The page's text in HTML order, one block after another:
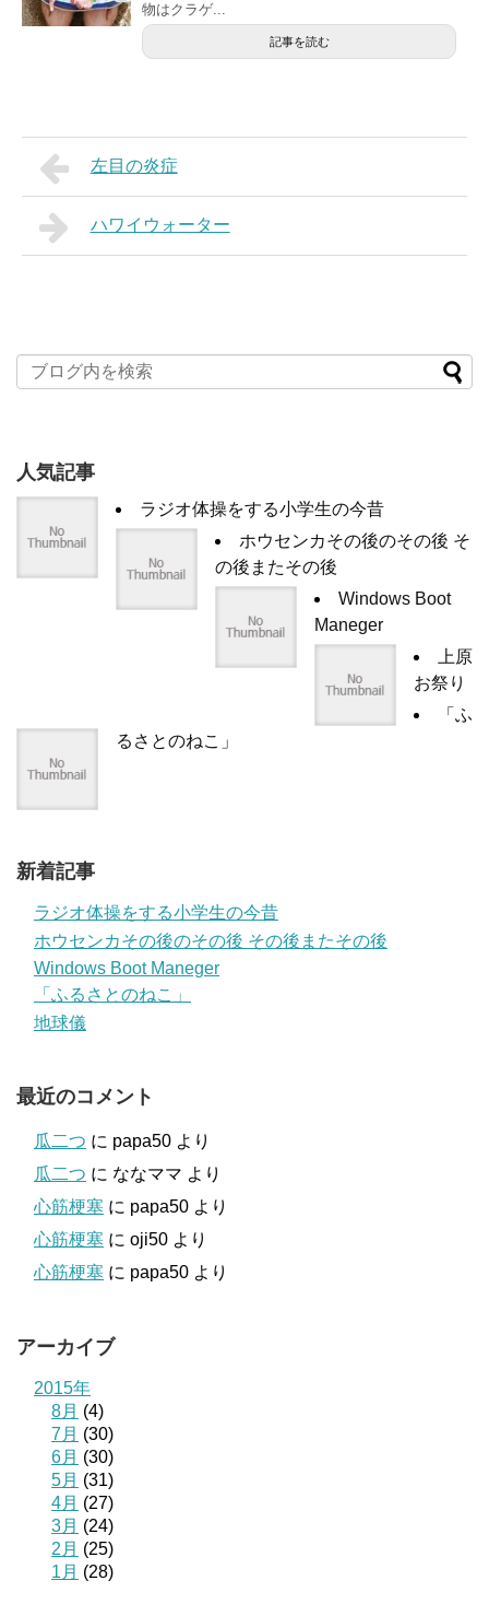
物はクラゲ...
記事を読む
左目の炎症
ハワイウォーター
人気記事
ラジオ体操をする小学生の今昔
ホウセンカその後のその後 そ
の後またその後
Windows Boot
Maneger
上原
お祭り
「ふ
るさとのねこ」
新着記事
ラジオ体操をする小学生の今昔
ホウセンカその後のその後 その後またその後
Windows Boot Maneger
「ふるさとのねこ」
地球儀
最近のコメント
瓜二つ に papa50 より
瓜二つ に ななママ より
心筋梗塞 に papa50 より
心筋梗塞 に oji50 より
心筋梗塞 に papa50 より
アーカイブ
2015年
8月 (4)
7月 (30)
6月 (30)
5月 (31)
4月 (27)
3月 (24)
2月 (25)
1月 (28)